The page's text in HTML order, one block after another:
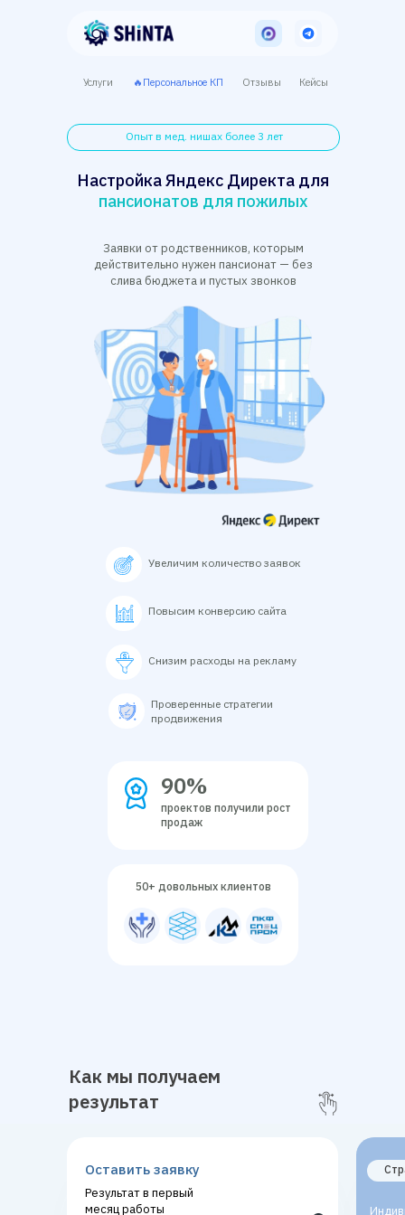
Повысим конверсию сайта
Проверенные стратегии
продвижения
Снизим расходы на рекламу
Увеличим количество заявок
Опыт в мед. нишах более 3 лет
Настройка Яндекс Директа для
пансионатов для пожилых
Заявки от родственников, которым
действительно нужен пансионат — без
слива бюджета и пустых звонков
90%
проектов получили рост
продаж
50+ довольных клиентов
🔥Персональное КП
Услуги Кейсы
Отзывы
Как мы получаем
результат
Оставить заявку
Результат в первый
месяц работы
Прорабатываем каждый этап: реклама, сайт,
конверсии, повторные продажи и отсечение
нецелевых клиентов